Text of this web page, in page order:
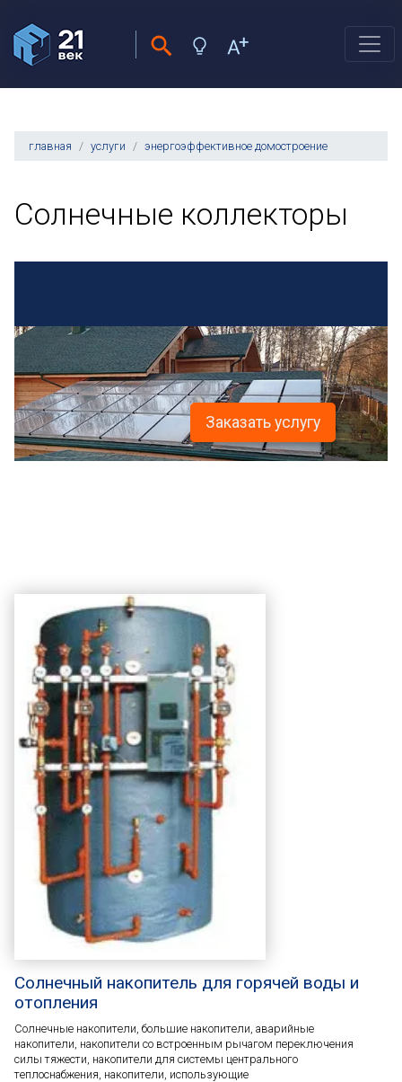
главная услуги энергоэффективное домостроение
Солнечные коллекторы
Заказать услугу
Солнечный накопитель для горячей воды и
отопления
Солнечные накопители, большие накопители, аварийные
накопители, накопители со встроенным рычагом переключения
силы тяжести, накопители для системы центрального
теплоснабжения, накопители, использующие